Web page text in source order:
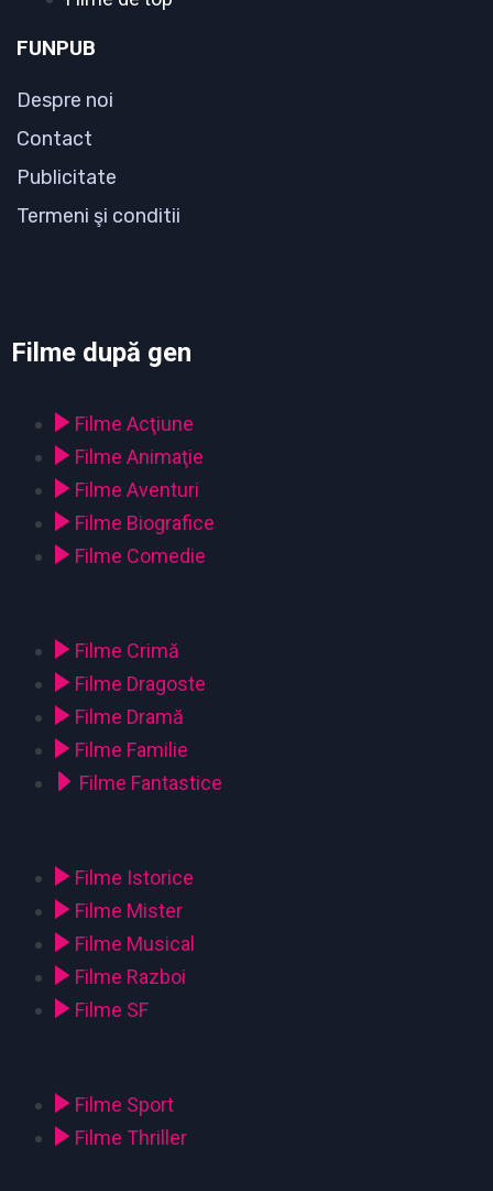
FUNPUB
Despre noi
Contact
Publicitate
Termeni şi conditii
Filme după gen
Filme Acţiune
Filme Animaţie
Filme Aventuri
Filme Biografice
Filme Comedie
Filme Crimă
Filme Dragoste
Filme Dramă
Filme Familie
Filme Fantastice
Filme Istorice
Filme Mister
Filme Musical
Filme Razboi
Filme SF
Filme Sport
Filme Thriller